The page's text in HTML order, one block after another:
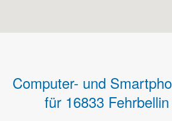
Computer- und
für 16833